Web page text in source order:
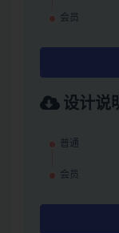
会员
设计说
普通
会员